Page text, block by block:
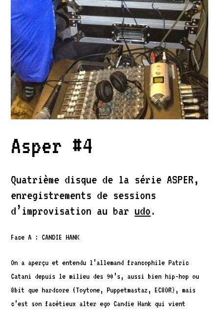
Asper #4
Quatrième disque de la série ASPER,
enregistrements de sessions
d’improvisation au bar udo.
Face A : CANDIE HANK
On a aperçu et entendu l’allemand francophile Patric
Catani depuis le milieu des 90’s, aussi bien hip-hop ou
8bit que hardcore (Toytone, Puppetmastaz, EC8OR), mais
c’est son facétieux alter ego Candie Hank qui vient